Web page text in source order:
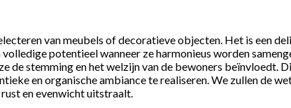
van meubels of decoratieve objecten. Het is een
potentieel wanneer ze harmonieus worden
de stemming en het welzijn van de bewoners beïnvloedt.
en organische ambiance te realiseren. We zullen de
rust en evenwicht uitstraalt.